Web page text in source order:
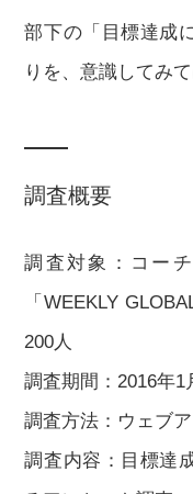
部下の「目標達成
りを、意識してみ
調査概要
調査対象：コー
「WEEKLY
200人
調査期間：2016年1
調査方法：ウェブ
調査内容：目標達